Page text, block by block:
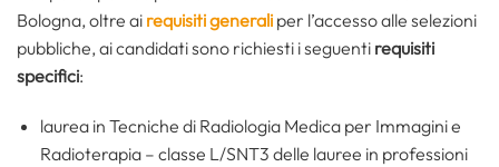
Bologna, oltre ai requisiti generali per l’accesso alle selezioni
pubbliche, ai candidati sono richiesti i seguenti requisiti
specifici:
laurea in Tecniche di Radiologia Medica per Immagini e
Radioterapia – classe L/SNT3 delle lauree in professioni